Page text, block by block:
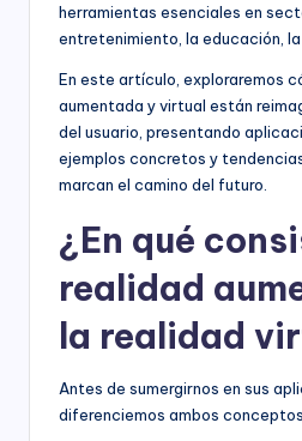
herramientas esenciales en
entretenimiento, la educación, la
En este artículo, exploraremos
aumentada y virtual están
del usuario, presentando
ejemplos concretos y
marcan el camino del futuro.
¿En qué
realidad
la realidad
Antes de sumergirnos en sus
diferenciemos ambos